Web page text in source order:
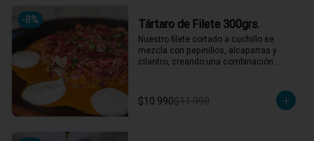
*El peso neto corresponde al producto
en su presentación completa, salsas o
acompañamientos incluidos.
-8% Tártaro de Filete 300grs.
Nuestro filete cortado a cuchillo se
mezcla con pepinillos, alcaparras y
cilantro, creando una combinación
que eleva cada bocado. ¡Un clásico
reinventado que te hará volver por más!
$10.990$11.990